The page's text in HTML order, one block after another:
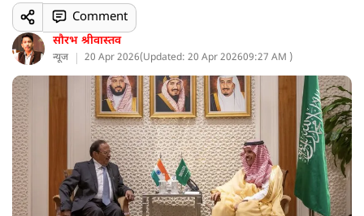
सौरभ श्रीवास्तव
न्यूज 20 Apr 2026(Updated: 20 Apr 202609:27 AM )
Comment